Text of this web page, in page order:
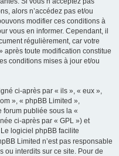
alors n’accédez pas et/ou
modifier ces conditions à
vous en informer. Cependant, il
régulièrement, car votre
après toute modification constitue
conditions mises à jour et/ou
ci-après par « ils », « eux »,
», « phpBB Limited »,
forum publiée sous la «
ci-après par « GPL ») et
Le logiciel phpBB facilite
Limited n’est pas responsable
ou interdits sur ce site. Pour de